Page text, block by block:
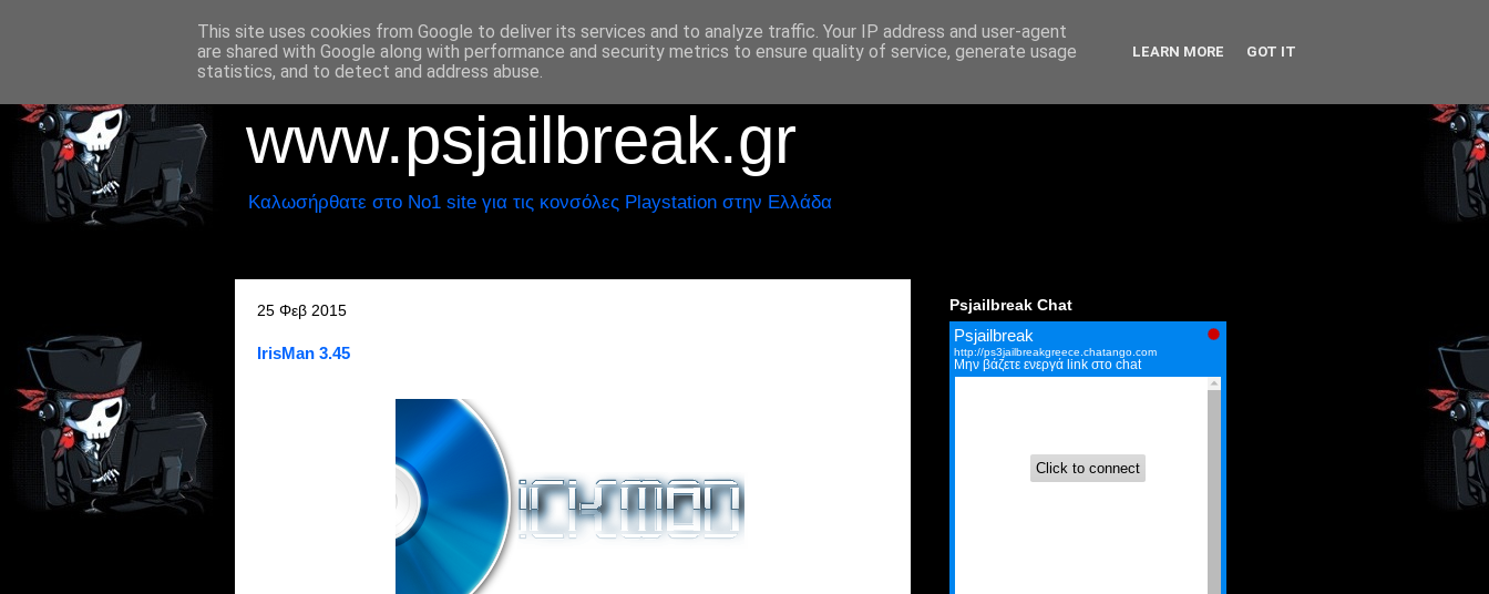
www.psjailbreak.gr
Καλωσήρθατε στο No1 site για τις κονσόλες Playstation στην Ελλάδα
25 Φεβ 2015
IrisMan 3.45
Psjailbreak Chat
This site uses cookies from Google to deliver its services and to analyze traffic. Your IP address and user-agent
are shared with Google along with performance and security metrics to ensure quality of service, generate usage
statistics, and to detect and address abuse.
LEARN MORE GOT IT